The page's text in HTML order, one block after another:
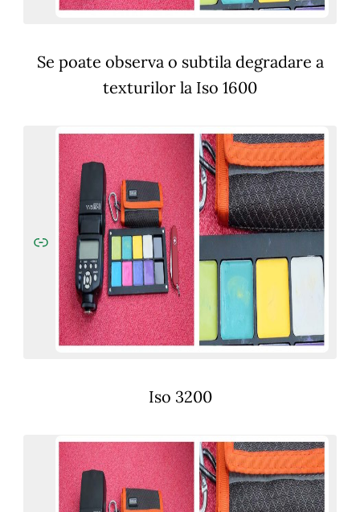
Se poate observa o subtila degradare a
texturilor la Iso 1600
Iso 3200